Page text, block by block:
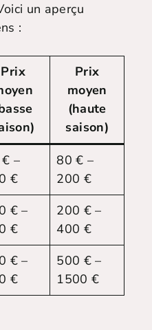
un aperçu
:
Prix
Prix
moyen
(haute
saison)
–
€
80 € –
200 €
€ –
€
200 € –
400 €
€ –
€
500 € –
1500 €